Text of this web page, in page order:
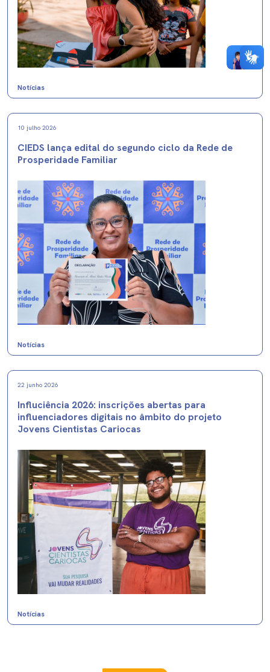
Notícias
10 julho 2026
CIEDS lança edital do segundo ciclo da Rede de
Prosperidade Familiar
Notícias
22 junho 2026
Influciência 2026: inscrições abertas para
influenciadores digitais no âmbito do projeto
Jovens Cientistas Cariocas
Notícias